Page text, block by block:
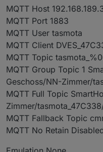
MQTT Host
MQTT Port 1883
MQTT User tasmota
MQTT Client
MQTT Topic
MQTT Group Topic 1
Geschoss/NN-Zimmer/
MQTT Full Topic
Zimmer/
MQTT Fallback Topic
MQTT No Retain